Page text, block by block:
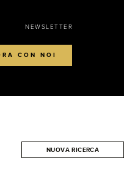
NUOVA RICERCA
NEWSLETTER
CON NOI